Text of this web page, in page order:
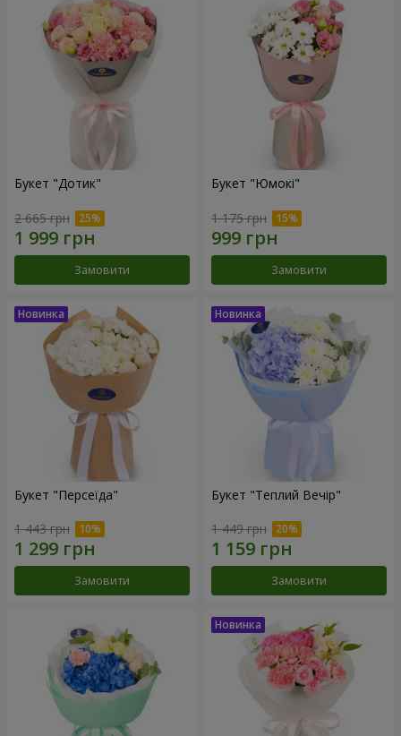
Букет "Дотик"
2 665 грн
Замовити
Букет "Юмокі"
1 175 грн
Замовити
Букет "Персеїда"
1 443 грн
Замовити
Букет "Теплий Вечір"
1 449 грн
Замовити